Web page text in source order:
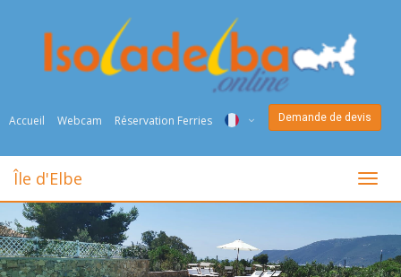
Accueil Webcam Réservation Ferries
ENG
Demande de devis
Île d'Elbe